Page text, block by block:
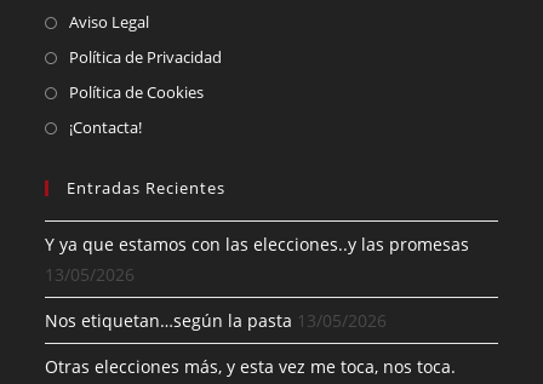
Aviso Legal
Política de Privacidad
Política de Cookies
¡Contacta!
Entradas Recientes
Y ya que estamos con las elecciones..y las promesas
13/05/2026
Nos etiquetan…según la pasta 13/05/2026
Otras elecciones más, y esta vez me toca, nos toca.